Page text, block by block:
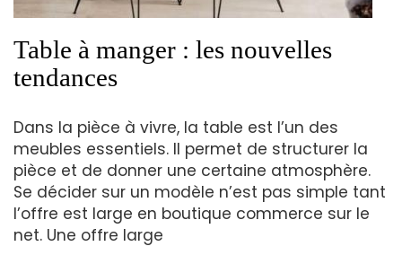
Table à manger : les nouvelles
tendances
Dans la pièce à vivre, la table est l’un des
meubles essentiels. Il permet de structurer la
pièce et de donner une certaine atmosphère.
Se décider sur un modèle n’est pas simple tant
l’offre est large en boutique commerce sur le
net. Une offre large